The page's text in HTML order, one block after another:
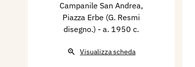
Campanile San Andrea,
Piazza Erbe (G. Resmi
disegno.) - a. 1950 c.
Visualizza scheda